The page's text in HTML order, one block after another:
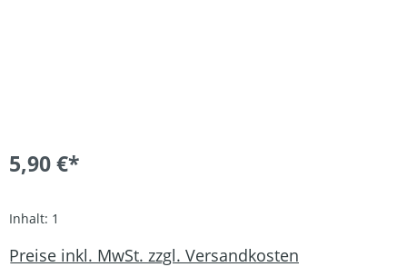
5,90 €*
Inhalt: 1
Preise inkl. MwSt. zzgl. Versandkosten